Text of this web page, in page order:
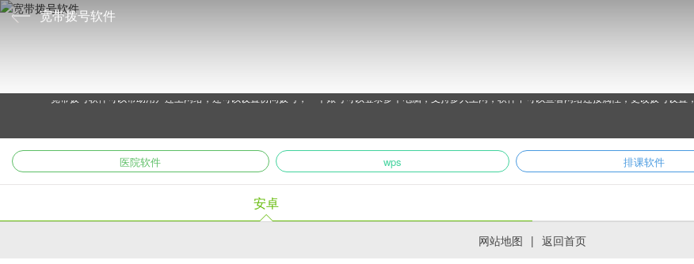
宽带拨号软件
宽带拨号软件可以帮助用户连上网络，还可以设置协同拨号，一个账号可以登录多个电脑，支持多人上网，软件中可以查看网络连接属性，更改拨号设
医院软件 wps 排课软件
安卓
网站地图 | 返回首页